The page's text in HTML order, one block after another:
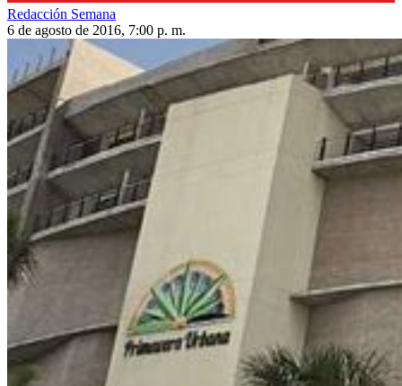
Redacción Semana
6 de agosto de 2016, 7:00 p. m.